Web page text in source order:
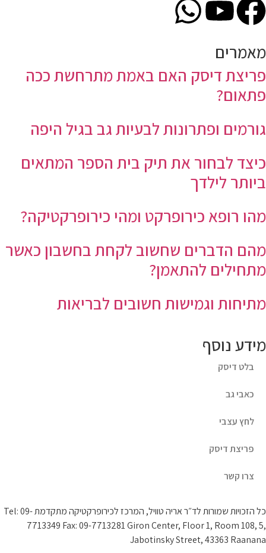
מאמרים
פריצת דיסק האם באמת מתרחשת ככה
פתאום?
גורמים ופתרונות לבעיות גב בגיל היפה
כיצד לבחור את תיק בית הספר המתאים
ביותר לילדך
מהו רופא כירופרקט ומהי כירופרקטיקה?
מהם הדברים שחשוב לקחת בחשבון כאשר
מתחילים להתאמן?
מתיחות וגמישות חשובים לבריאות
מידע נוסף
בלט דיסק
כאבי גב
לחץ עצבי
פריצת דיסק
צרו קשר
כל הזכויות שמורות לד״ר אריה טוויל, המרכז לכירופרקטיקה מתקדמת Tel: 09-
7713349 Fax: 09-7713281 Giron Center, Floor 1, Room 108, 5,
Jabotinsky Street, 43363 Raanana